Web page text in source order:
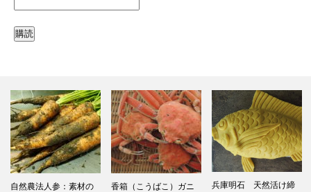
自然農法人参：素材の
香箱（こうばこ）ガニ
兵庫明石 天然活け締